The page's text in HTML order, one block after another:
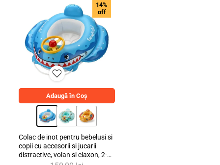
14%
off
Adaugă în Coș
Colac de inot pentru bebelusi si
copii cu accesorii si jucarii
distractive, volan si claxon, 2-6
ani, bebeLOGIC™